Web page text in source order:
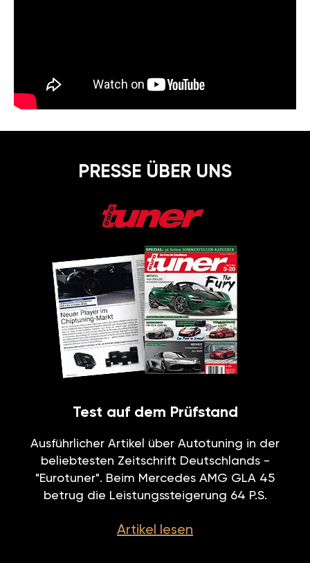
PRESSE ÜBER UNS
Test auf dem Prüfstand
Ausführlicher Artikel über Autotuning in der
beliebtesten Zeitschrift Deutschlands -
"Eurotuner". Beim Mercedes AMG GLA 45
betrug die Leistungssteigerung 64 P.S.
Artikel lesen